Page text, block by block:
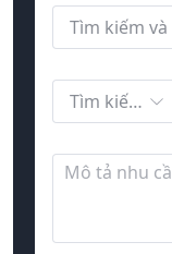
Tìm kiếm
Tìm kiếm và chọn